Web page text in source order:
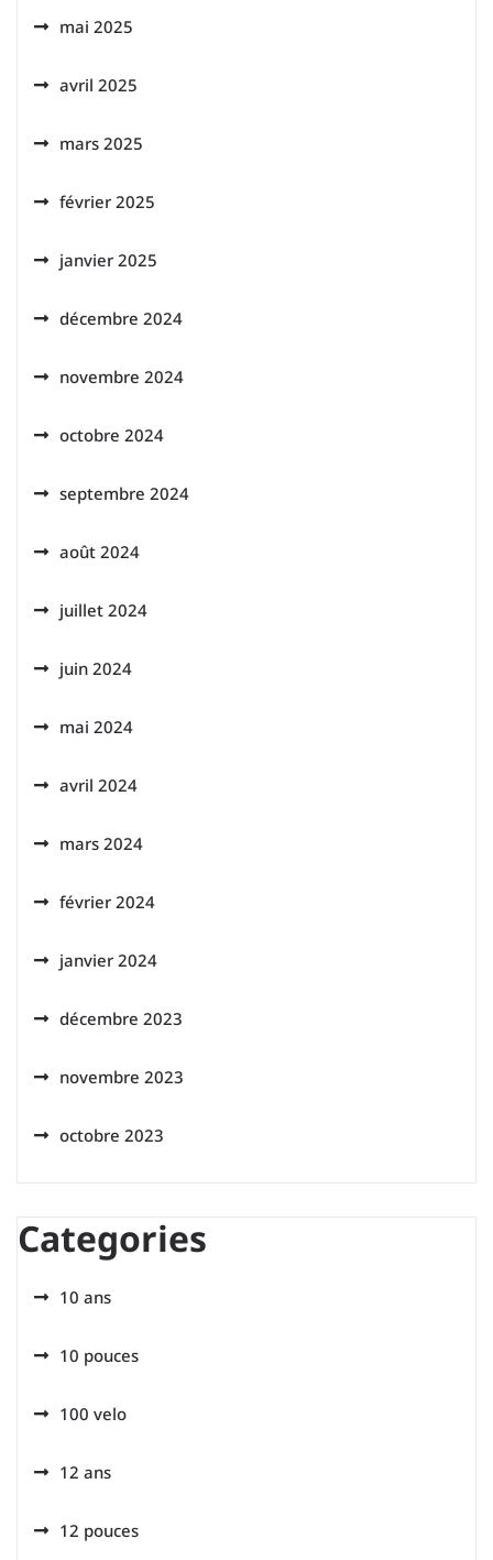
mai 2025
avril 2025
mars 2025
février 2025
janvier 2025
décembre 2024
novembre 2024
octobre 2024
septembre 2024
août 2024
juillet 2024
juin 2024
mai 2024
avril 2024
mars 2024
février 2024
janvier 2024
décembre 2023
novembre 2023
octobre 2023
Categories
10 ans
10 pouces
100 velo
12 ans
12 pouces